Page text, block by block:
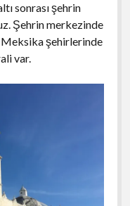
sonrası şehrin
Şehrin merkezinde
Meksika şehirlerinde
var.